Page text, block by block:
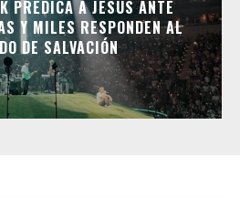
PREDICA A JESÚS ANTE
Y MILES RESPONDEN AL
DE SALVACIÓN